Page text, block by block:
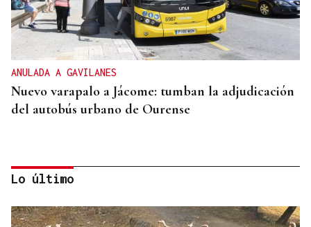
ANULADA A GAVILANES
Nuevo varapalo a Jácome: tumban la adjudicación
del autobús urbano de Ourense
Lo último